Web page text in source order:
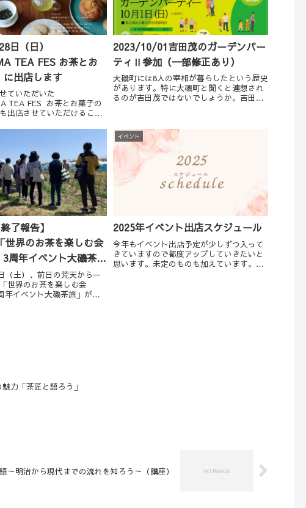
日（日）
TEA FES お茶とお
に出店します
ていただいた
TEA FES お茶とお菓子の
出店させていただけること
身も大変楽しませていただ
もかなり期待大です。こち
2023/10/01吉田茂のガーデンパー
ティⅡ参加（一部修正あり）
大磯町には8人の宰相が暮らしたという歴史
があります。特に大磯町と聞くと連想され
るのが吉田茂ではないでしょうか。吉田茂
ままに再現され今も見ることができます。
この「...
了報告】
世界のお茶を楽しむ会
周年イベント大磯茶
（土）、前日の荒天から一
世界のお茶を楽しむ会
年イベント大磯茶旅」が大
イベント
2025年イベント出店スケジュール
今年もイベント出店予定が少しずつ入って
きていますので都度アップしていきたいと
思います。未定のものも加えています。決
力「茶匠と語ろう」
明治から現代までの流れを知ろう～（講座）